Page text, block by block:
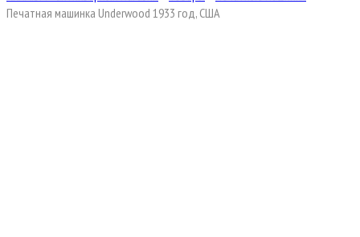
Печатная машинка Underwood 1933 год, США